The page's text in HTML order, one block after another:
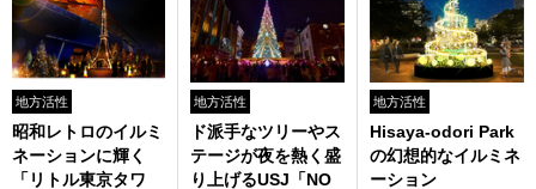
地方活性
昭和レトロのイルミ
ネーションに輝く
「リトル東京タワ
地方活性
ド派手なツリーやス
テージが夜を熱く盛
り上げるUSJ「NO
地方活性
Hisaya-odori Park
の幻想的なイルミネ
ーション